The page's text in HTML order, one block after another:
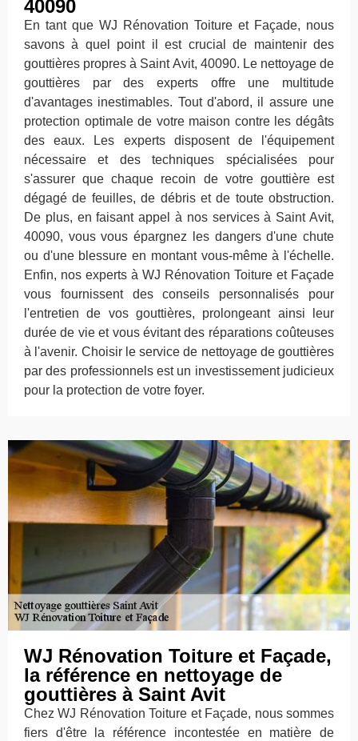
40090
En tant que WJ Rénovation Toiture et Façade, nous
savons à quel point il est crucial de maintenir des
gouttières propres à Saint Avit, 40090. Le nettoyage de
gouttières par des experts offre une multitude
d'avantages inestimables. Tout d'abord, il assure une
protection optimale de votre maison contre les dégâts
des eaux. Les experts disposent de l'équipement
nécessaire et des techniques spécialisées pour
s'assurer que chaque recoin de votre gouttière est
dégagé de feuilles, de débris et de toute obstruction.
De plus, en faisant appel à nos services à Saint Avit,
40090, vous vous épargnez les dangers d'une chute
ou d'une blessure en montant vous-même à l'échelle.
Enfin, nos experts à WJ Rénovation Toiture et Façade
vous fournissent des conseils personnalisés pour
l'entretien de vos gouttières, prolongeant ainsi leur
durée de vie et vous évitant des réparations coûteuses
à l'avenir. Choisir le service de nettoyage de gouttières
par des professionnels est un investissement judicieux
pour la protection de votre foyer.
WJ Rénovation Toiture et Façade,
la référence en nettoyage de
gouttières à Saint Avit
Chez WJ Rénovation Toiture et Façade, nous sommes
fiers d'être la référence incontestée en matière de